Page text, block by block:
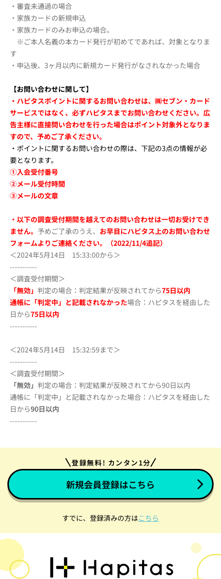
・審査未通過の場合
・家族カードの新規申込
・家族カードのみお申込の場合。
※ご本人名義の本カード発行が初めてであれば、対象となりま
す
・申込後、3ヶ月以内に新規カード発行がなされなかった場合
【お問い合わせに関して】
・ハピタスポイントに関するお問い合わせは、㈱セブン・カード
サービスではなく、必ずハピタスまでお問い合わせください。広
告主様に直接問い合わせを行った場合はポイント対象外となりま
すので、予めご了承ください。
・ポイントに関するお問い合わせの際は、下記の3点の情報が必
要となります。
①入会受付番号
②メール受付時間
③メールの文章
・ 以下の調査受付期間を越えてのお問い合わせは一切お受けでき
ません。 予めご了承のうえ、 お早目にハピタス上のお問い合わせ
フォームよりご連絡ください。（2022/11/4追記）
＜2024年5月14日 15:33:00から＞
-----------
＜調査受付期間＞
「無効」 判定の場合：判定結果が反映されてから75日以内
通帳に「判定中」と記載されなかった場合：ハピタスを経由した
日から75日以内
-----------
＜2024年5月14日 15:32:59まで＞
-----------
＜調査受付期間＞
「無効」 判定の場合：判定結果が反映されてから90日以内
通帳に「判定中」と記載されなかった場合：ハピタスを経由した
日から90日以内
-----------
登録無料! カンタン1分
新規会員登録はこちら
すでに、登録済みの方はこちら